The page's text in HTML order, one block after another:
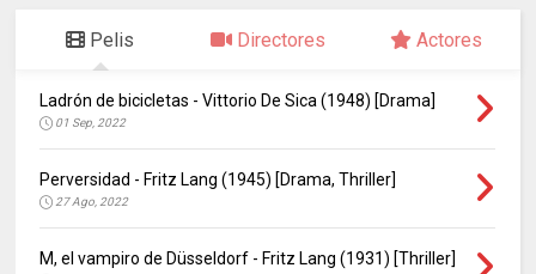
Pelis Directores Actores
Ladrón de bicicletas - Vittorio De Sica (1948) [Drama]
01 Sep, 2022
Perversidad - Fritz Lang (1945) [Drama, Thriller]
27 Ago, 2022
M, el vampiro de Düsseldorf - Fritz Lang (1931) [Thriller]